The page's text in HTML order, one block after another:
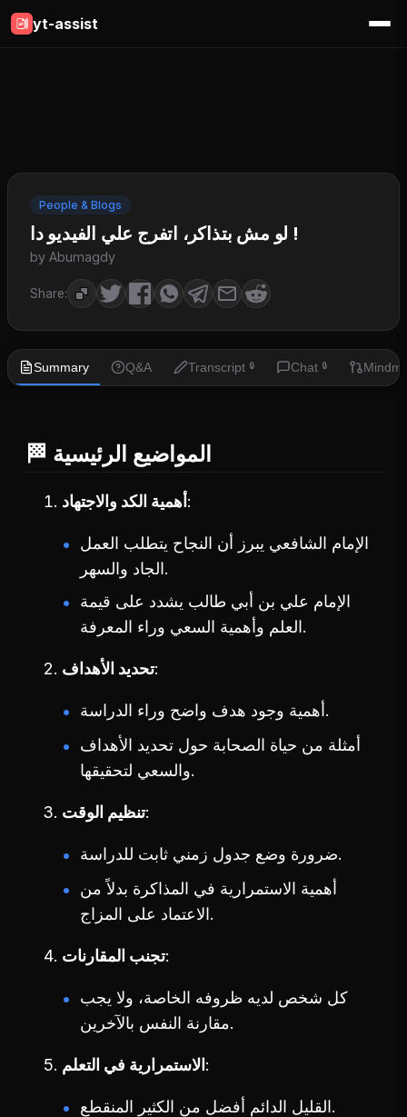
yt-assist
People & Blogs
لو مش بتذاكر، اتفرج علي الفيديو دا !
by Abumagdy
Share:
Summary Q&A Transcript 🔒 Chat 🔒
🏁 المواضيع الرئيسية
أهمية الكد والاجتهاد
الإمام الشافعي يبرز أن النجاح يتطلب العمل
الجاد والسهر.
الإمام علي بن أبي طالب يشدد على قيمة
العلم وأهمية السعي وراء المعرفة.
تحديد الأهداف
أهمية وجود هدف واضح وراء الدراسة.
أمثلة من حياة الصحابة حول تحديد الأهداف
والسعي لتحقيقها.
تنظيم الوقت
ضرورة وضع جدول زمني ثابت للدراسة.
أهمية الاستمرارية في المذاكرة بدلاً من
الاعتماد على المزاج.
تجنب المقارنات
كل شخص لديه ظروفه الخاصة، ولا يجب
مقارنة النفس بالآخرين.
الاستمرارية في التعلم
القليل الدائم أفضل من الكثير المنقطع.